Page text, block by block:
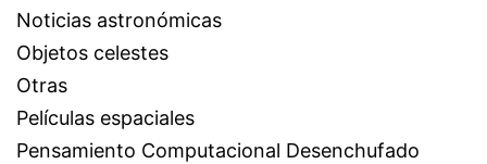
Noticias astronómicas
Objetos celestes
Otras
Películas espaciales
Pensamiento Computacional Desenchufado